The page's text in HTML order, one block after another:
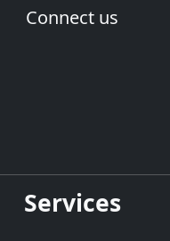
Connect us
Services